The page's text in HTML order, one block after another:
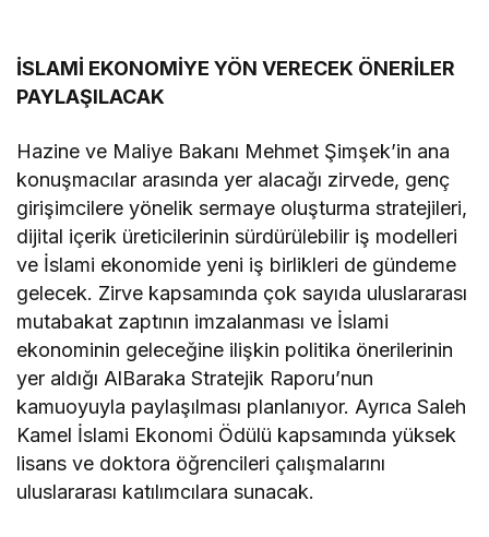
İSLAMİ EKONOMİYE YÖN VERECEK ÖNERİLER
PAYLAŞILACAK
Hazine ve Maliye Bakanı Mehmet Şimşek’in ana
konuşmacılar arasında yer alacağı zirvede, genç
girişimcilere yönelik sermaye oluşturma stratejileri,
dijital içerik üreticilerinin sürdürülebilir iş modelleri
ve İslami ekonomide yeni iş birlikleri de gündeme
gelecek. Zirve kapsamında çok sayıda uluslararası
mutabakat zaptının imzalanması ve İslami
ekonominin geleceğine ilişkin politika önerilerinin
yer aldığı AlBaraka Stratejik Raporu’nun
kamuoyuyla paylaşılması planlanıyor. Ayrıca Saleh
Kamel İslami Ekonomi Ödülü kapsamında yüksek
lisans ve doktora öğrencileri çalışmalarını
uluslararası katılımcılara sunacak.